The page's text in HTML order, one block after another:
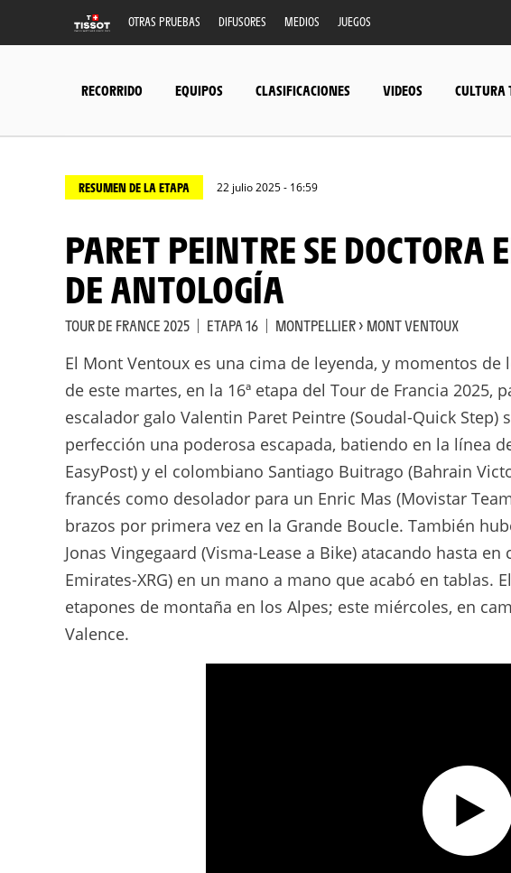
OTRAS PRUEBAS DIFUSORES MEDIOS JUEGOS
RECORRIDO EQUIPOS CLASIFICACIONES VIDEOS CULTURA
RESUMEN DE LA ETAPA 22 julio 2025 - 16:59
PARET PEINTRE SE DOCTORA EN UN MONT VENTOUX
DE ANTOLOGÍA
TOUR DE FRANCE 2025 | ETAPA 16 | MONTPELLIER > MONT VENTOUX
El Mont Ventoux es una cima de leyenda, y momentos
de este martes, en la 16ª etapa del Tour de Francia
escalador galo Valentin Paret Peintre (Soudal-Quick
perfección una poderosa escapada, batiendo en la línea
EasyPost) y el colombiano Santiago Buitrago (Bahrain
francés como desolador para un Enric Mas (Movistar
brazos por primera vez en la Grande Boucle. También
Jonas Vingegaard (Visma-Lease a Bike) atacando hasta
Emirates-XRG) en un mano a mano que acabó en tablas.
etapones de montaña en los Alpes; este miércoles, en
Valence.